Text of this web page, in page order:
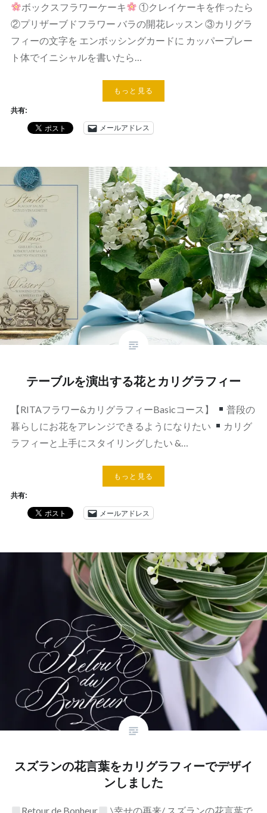
ボックスフラワーケーキ
①クレイケーキを作ったら
②プリザーブドフラワー バラの開花レッスン ③カリグラ
フィーの文字を エンボッシングカードに カッパープレー
ト体でイニシャルを書いたら…
もっと見る
共有:
メールアドレス
テーブルを演出する花とカリグラフィー
【RITAフラワー&カリグラフィーBasicコース】
普段の
暮らしにお花をアレンジできるようになりたい
カリグ
ラフィーと上手にスタイリングしたい &…
もっと見る
共有:
メールアドレス
スズランの花言葉をカリグラフィーでデザイ
ンしました
Retour de Bonheur \幸せの再来/ スズランの花言葉で